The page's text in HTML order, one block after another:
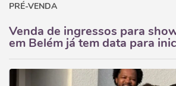
PRÉ-VENDA
Venda de ingressos para
em Belém já tem data para